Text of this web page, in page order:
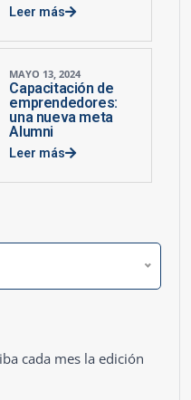
Leer más
MAYO 13, 2024
Capacitación de
emprendedores:
una nueva meta
Alumni
Leer más
cada mes la edición